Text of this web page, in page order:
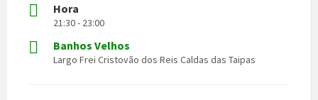
Hora
21:30 - 23:00
Banhos Velhos
Largo Frei Cristovão dos Reis Caldas das Taipas